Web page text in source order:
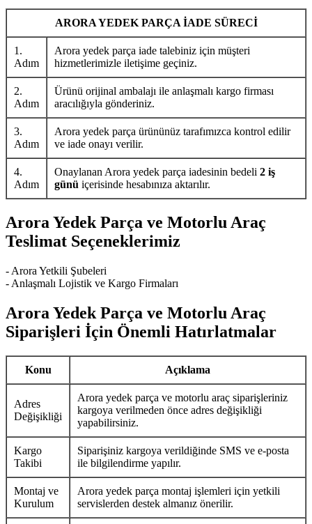
ARORA YEDEK PARÇA İADE SÜRECİ
1.
Adım
Arora yedek parça iade talebiniz için müşteri
hizmetlerimizle iletişime geçiniz.
2.
Adım
Ürünü orijinal ambalajı ile anlaşmalı kargo firması
aracılığıyla gönderiniz.
3.
Adım
Arora yedek parça ürününüz tarafımızca kontrol edilir
ve iade onayı verilir.
4.
Adım
Onaylanan Arora yedek parça iadesinin bedeli 2 iş
günü içerisinde hesabınıza aktarılır.
Arora Yedek Parça ve Motorlu Araç
Teslimat Seçeneklerimiz
- Arora Yetkili Şubeleri
- Anlaşmalı Lojistik ve Kargo Firmaları
Arora Yedek Parça ve Motorlu Araç
Siparişleri İçin Önemli Hatırlatmalar
Konu Açıklama
Adres
Değişikliği
Arora yedek parça ve motorlu araç siparişleriniz
kargoya verilmeden önce adres değişikliği
yapabilirsiniz.
Kargo
Takibi
Siparişiniz kargoya verildiğinde SMS ve e-posta
ile bilgilendirme yapılır.
Montaj ve
Kurulum
Arora yedek parça montaj işlemleri için yetkili
servislerden destek almanız önerilir.